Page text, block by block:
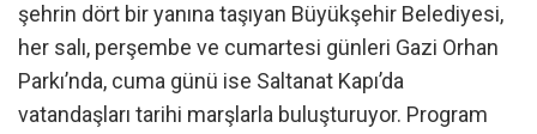
şehrin dört bir yanına taşıyan Büyükşehir Belediyesi,
her salı, perşembe ve cumartesi günleri Gazi Orhan
Parkı’nda, cuma günü ise Saltanat Kapı’da
vatandaşları tarihi marşlarla buluşturuyor. Program